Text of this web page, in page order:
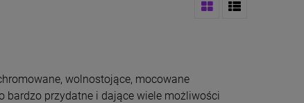
wolnostojące, mocowane
bardzo przydatne i dające wiele możliwości